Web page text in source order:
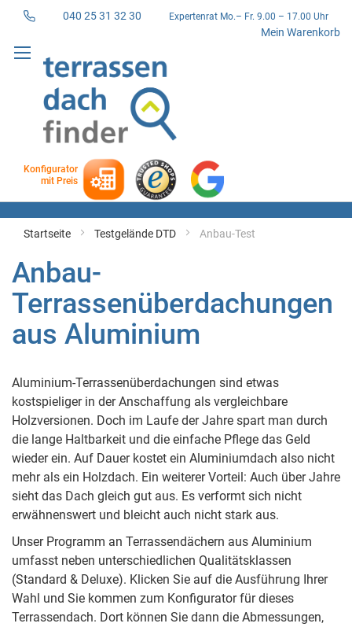
040 25 31 32 30 Expertenrat Mo.– Fr. 9.00 – 17.00 Uhr
Mein Warenkorb
zum
Konfigurator
mit Preis
Startseite Testgelände DTD Anbau-Test
Anbau-
Terrassenüberdachungen
aus Aluminium
Aluminium-Terrassenüberdachungen sind etwas
kostspieliger in der Anschaffung als vergleichbare
Holzversionen. Doch im Laufe der Jahre spart man durch
die lange Haltbarkeit und die einfache Pflege das Geld
wieder ein. Auf Dauer kostet ein Aluminiumdach also nicht
mehr als ein Holzdach. Ein weiterer Vorteil: Auch über Jahre
sieht das Dach gleich gut aus. Es verformt sich nicht
erwähnenswert und bleicht auch nicht stark aus.
Unser Programm an Terrassendächern aus Aluminium
umfasst neben unterschiedlichen Qualitätsklassen
(Standard & Deluxe). Klicken Sie auf die Ausführung Ihrer
Wahl und Sie kommen zum Konfigurator für dieses
Terrassendach. Dort können Sie dann die Abmessungen,